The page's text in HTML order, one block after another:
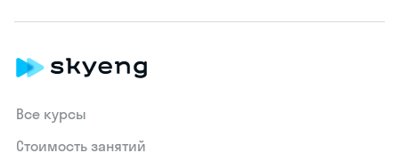
Все курсы
Стоимость занятий